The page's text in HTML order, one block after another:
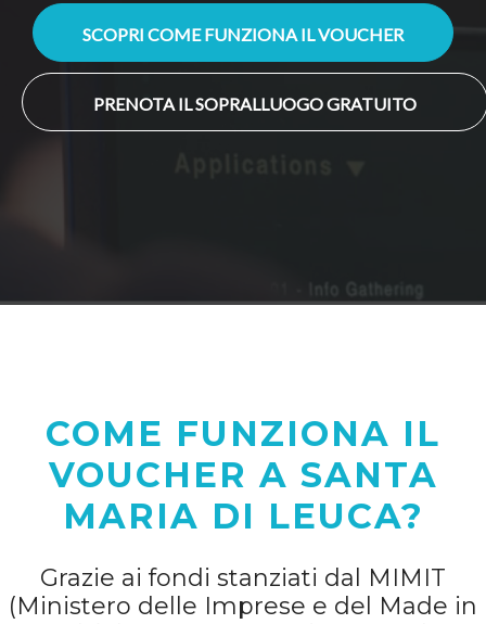
SCOPRI COME FUNZIONA IL VOUCHER
PRENOTA IL SOPRALLUOGO GRATUITO
COME FUNZIONA IL
VOUCHER A SANTA
MARIA DI LEUCA?
Grazie ai fondi stanziati dal MIMIT
(Ministero delle Imprese e del Made in